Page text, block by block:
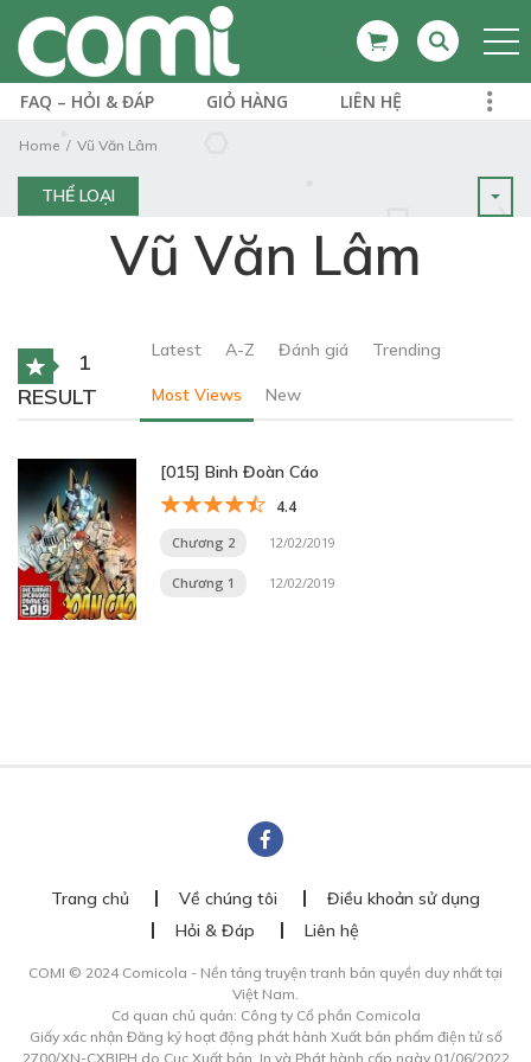
FAQ – HỎI & ĐÁP GIỎ HÀNG LIÊN HỆ
Home Vũ Văn Lâm
THỂ LOẠI
Vũ Văn Lâm
1
RESULT
Latest A-Z Đánh giá Trending
Most Views New
[015] Binh Đoàn Cáo
4.4
Chương 2 12/02/2019
Chương 1 12/02/2019
Trang chủ Về chúng tôi
Điều khoản sử dụng
Hỏi & Đáp
Liên hệ
COMI © 2024 Comicola - Nền tảng truyện tranh bản quyền duy nhất tại
Việt Nam.
Cơ quan chủ quản: Công ty Cổ phần Comicola
Giấy xác nhận Đăng ký hoạt động phát hành Xuất bản phẩm điện tử số
2700/XN-CXBIPH do Cục Xuất bản, In và Phát hành cấp ngày 01/06/2022